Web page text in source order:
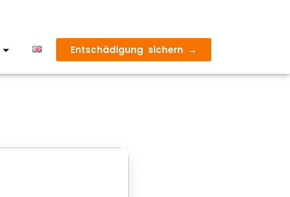
Entschädigung sichern →